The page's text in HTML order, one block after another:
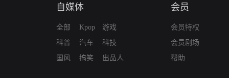
自媒体
全部
科普
国风
Kpop
汽车
搞笑
游戏
科技
出品人
会员
会员特权
会员剧场
帮助